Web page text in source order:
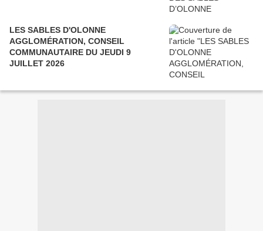
LES SABLES D'OLONNE
AGGLOMÉRATION, CONSEIL
COMMUNAUTAIRE DU JEUDI 9
JUILLET 2026